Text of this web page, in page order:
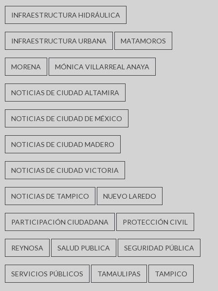
INFRAESTRUCTURA HIDRÁULICA
INFRAESTRUCTURA URBANA MATAMOROS
MORENA MÓNICA VILLARREAL ANAYA
NOTICIAS DE CIUDAD ALTAMIRA
NOTICIAS DE CIUDAD DE MÉXICO
NOTICIAS DE CIUDAD MADERO
NOTICIAS DE CIUDAD VICTORIA
NOTICIAS DE TAMPICO NUEVO LAREDO
PARTICIPACIÓN CIUDADANA PROTECCIÓN CIVIL
REYNOSA SALUD PUBLICA SEGURIDAD PÚBLICA
SERVICIOS PÚBLICOS TAMAULIPAS TAMPICO